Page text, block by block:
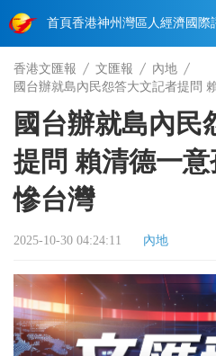
首頁香港神州 灣區人經濟國際
香港文匯報 文匯報
內地
國台辦就島內民怨答大文記者提問
國台辦就島內民
提問 賴清德一
慘台灣
2025-10-30 04:24:11 內地